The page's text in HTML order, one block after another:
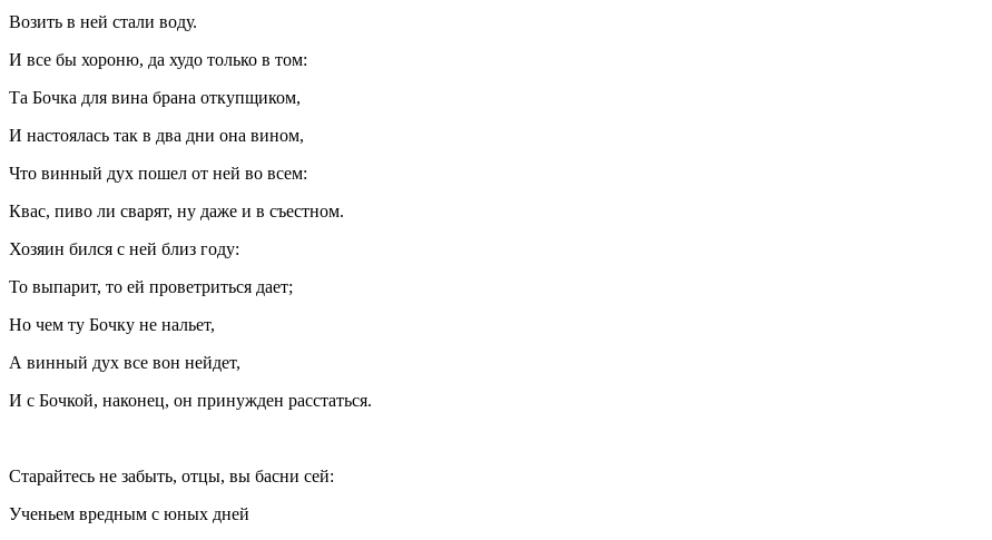
Возить в ней стали воду.
И все бы хороню, да худо только в том:
Та Бочка для вина брана откупщиком,
И настоялась так в два дни она вином,
Что винный дух пошел от ней во всем:
Квас, пиво ли сварят, ну даже и в съестном.
Хозяин бился с ней близ году:
То выпарит, то ей проветриться дает;
Но чем ту Бочку не нальет,
А винный дух все вон нейдет,
И с Бочкой, наконец, он принужден расстаться.
Старайтесь не забыть, отцы, вы басни сей:
Ученьем вредным с юных дней